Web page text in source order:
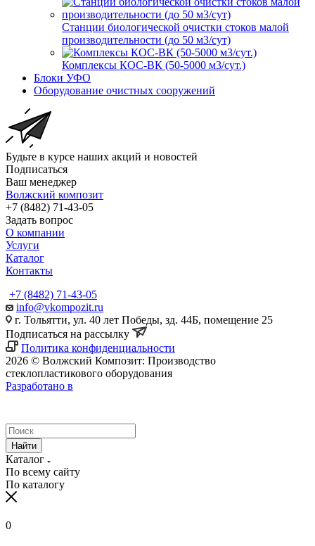
Станции биологической очистки стоков малой
производительности (до 50 м3/сут)
Комплексы КОС-ВК (50-5000 м3/сут.)
Блоки УФО
Оборудование очистных сооружений
Будьте в курсе наших акций и новостей
Подписаться
Ваш менеджер
Волжский композит
+7 (8482) 71-43-05
Задать вопрос
О компании
Услуги
Каталог
Контакты
+7 (8482) 71-43-05
info@vkompozit.ru
г. Тольятти, ул. 40 лет Победы, зд. 44Б, помещение 25
Подписаться на рассылку
Политика конфиденциальности
2026 © Волжский Композит: Производство
стеклопластикового оборудования
Разработано в
Найти
Каталог
По всему сайту
По каталогу
0